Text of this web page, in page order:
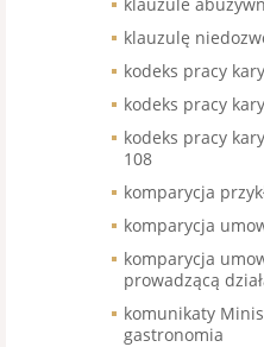
klauzulę
kodeks pracy
kodeks pracy
kodeks pracy
108
komparycja
komparycja
komparycja
prowadzącą
komunikaty
gastronomia